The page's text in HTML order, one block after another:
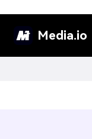
Media.io